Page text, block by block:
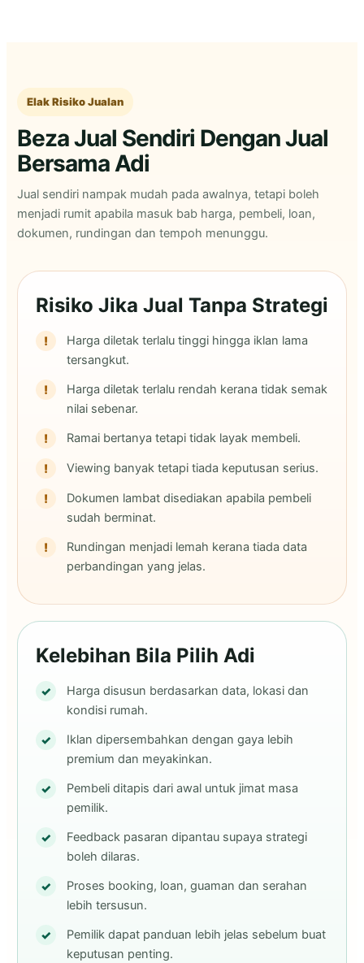
Elak Risiko Jualan
Beza Jual Sendiri Dengan Jual
Bersama Adi
Jual sendiri nampak mudah pada awalnya, tetapi boleh
menjadi rumit apabila masuk bab harga, pembeli, loan,
dokumen, rundingan dan tempoh menunggu.
Risiko Jika Jual Tanpa Strategi
Harga diletak terlalu tinggi hingga iklan lama
tersangkut.
Harga diletak terlalu rendah kerana tidak semak
nilai sebenar.
Ramai bertanya tetapi tidak layak membeli.
Viewing banyak tetapi tiada keputusan serius.
Dokumen lambat disediakan apabila pembeli
sudah berminat.
Rundingan menjadi lemah kerana tiada data
perbandingan yang jelas.
Kelebihan Bila Pilih Adi
Harga disusun berdasarkan data, lokasi dan
kondisi rumah.
Iklan dipersembahkan dengan gaya lebih
premium dan meyakinkan.
Pembeli ditapis dari awal untuk jimat masa
pemilik.
Feedback pasaran dipantau supaya strategi
boleh dilaras.
Proses booking, loan, guaman dan serahan
lebih tersusun.
Pemilik dapat panduan lebih jelas sebelum buat
keputusan penting.